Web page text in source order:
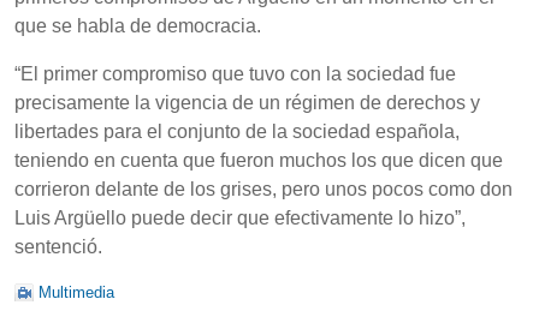
que se habla de democracia.
“El primer compromiso que tuvo con la sociedad fue
precisamente la vigencia de un régimen de derechos y
libertades para el conjunto de la sociedad española,
teniendo en cuenta que fueron muchos los que dicen que
corrieron delante de los grises, pero unos pocos como don
Luis Argüello puede decir que efectivamente lo hizo”,
sentenció.
Multimedia